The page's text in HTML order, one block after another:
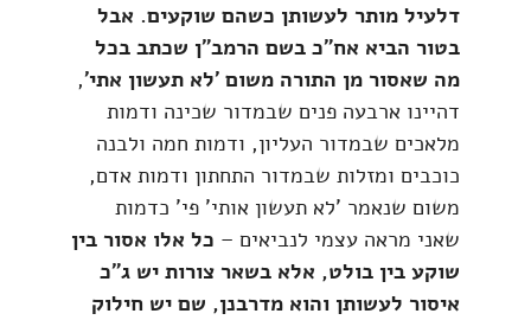
דלעיל מותר לעשותן כשהם שוקעים. אבל
בטור הביא אח"כ בשם הרמב"ן שכתב בכל
מה שאסור מן התורה משום 'לא תעשון אתי',
דהיינו ארבעה פנים שבמדור שכינה ודמות
מלאכים שבמדור העליון, ודמות חמה ולבנה
כוכבים ומזלות שבמדור התחתון ודמות אדם,
משום שנאמר 'לא תעשון אותי' פי' כדמות
שאני מראה עצמי לנביאים – כל אלו אסור בין
שוקע בין בולט, אלא בשאר צורות יש ג"כ
איסור לעשותן והוא מדרבנן, שם יש חילוק